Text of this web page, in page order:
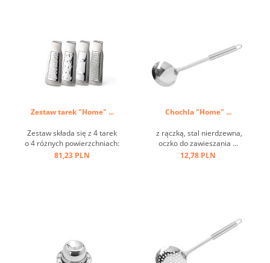
Zestaw tarek "Home" ...
Zestaw składa się z 4 tarek
o 4 różnych powierzchniach:
grubej, średniej, koronowej i
81,23 PLN
Chochla "Home" ...
z rączką, stal nierdzewna,
oczko do zawieszania ...
12,78 PLN